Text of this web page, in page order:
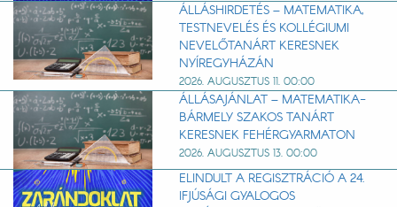
ÁLLÁSHIRDETÉS – MATEMATIKA,
TESTNEVELÉS ÉS KOLLÉGIUMI
NEVELŐTANÁRT KERESNEK
NYÍREGYHÁZÁN
2026. AUGUSZTUS 11. 00:00
ÁLLÁSAJÁNLAT – MATEMATIKA-
BÁRMELY SZAKOS TANÁRT
KERESNEK FEHÉRGYARMATON
2026. AUGUSZTUS 13. 00:00
ELINDULT A REGISZTRÁCIÓ A 24.
IFJÚSÁGI GYALOGOS